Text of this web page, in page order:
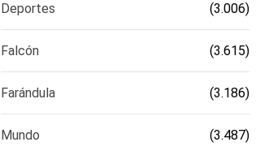
Deportes (3.006)
Falcón (3.615)
Farándula (3.186)
Mundo (3.487)